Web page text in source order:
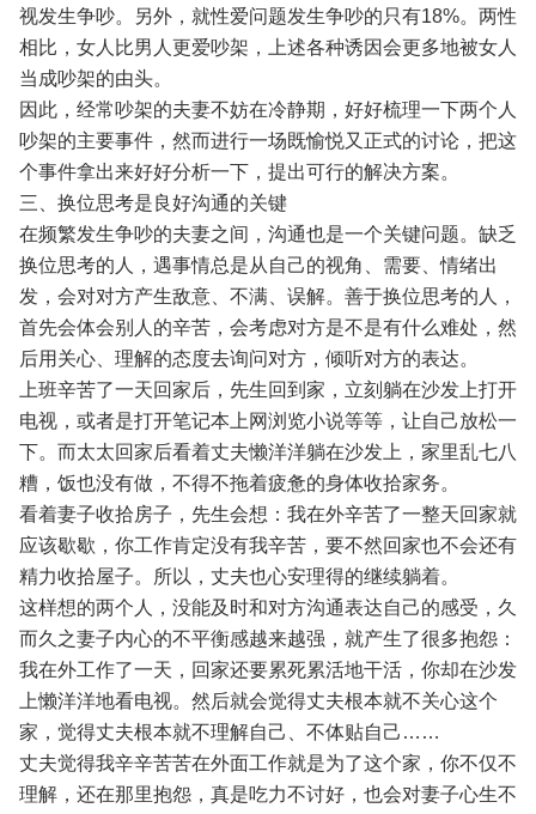
视发生争吵。另外，就性爱问题发生争吵的只有18%。两性
相比，女人比男人更爱吵架，上述各种诱因会更多地被女人
当成吵架的由头。
因此，经常吵架的夫妻不妨在冷静期，好好梳理一下两个人
吵架的主要事件，然而进行一场既愉悦又正式的讨论，把这
个事件拿出来好好分析一下，提出可行的解决方案。
三、换位思考是良好沟通的关键
在频繁发生争吵的夫妻之间，沟通也是一个关键问题。缺乏
换位思考的人，遇事情总是从自己的视角、需要、情绪出
发，会对对方产生敌意、不满、误解。善于换位思考的人，
首先会体会别人的辛苦，会考虑对方是不是有什么难处，然
后用关心、理解的态度去询问对方，倾听对方的表达。
上班辛苦了一天回家后，先生回到家，立刻躺在沙发上打开
电视，或者是打开笔记本上网浏览小说等等，让自己放松一
下。而太太回家后看着丈夫懒洋洋躺在沙发上，家里乱七八
糟，饭也没有做，不得不拖着疲惫的身体收拾家务。
看着妻子收拾房子，先生会想：我在外辛苦了一整天回家就
应该歇歇，你工作肯定没有我辛苦，要不然回家也不会还有
精力收拾屋子。所以，丈夫也心安理得的继续躺着。
这样想的两个人，没能及时和对方沟通表达自己的感受，久
而久之妻子内心的不平衡感越来越强，就产生了很多抱怨：
我在外工作了一天，回家还要累死累活地干活，你却在沙发
上懒洋洋地看电视。然后就会觉得丈夫根本就不关心这个
家，觉得丈夫根本就不理解自己、不体贴自己……
丈夫觉得我辛辛苦苦在外面工作就是为了这个家，你不仅不
理解，还在那里抱怨，真是吃力不讨好，也会对妻子心生不